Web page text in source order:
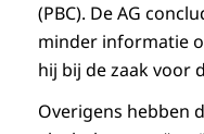
(PBC). De AG
minder informatie
hij bij de zaak voor
Overigens hebben